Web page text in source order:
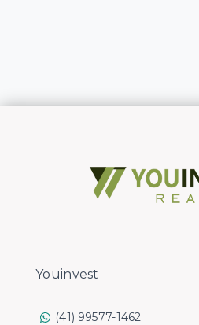
Youinvest
(41) 99577-1462